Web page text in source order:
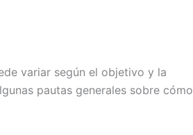
variar según el objetivo y la
pautas generales sobre cómo